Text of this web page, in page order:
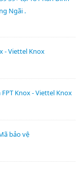
Ngãi .
- Viettel Knox
FPT Knox - Viettel Knox
bảo vệ